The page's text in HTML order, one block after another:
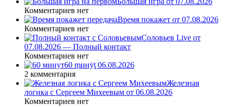
Комментариев нет
Время покажет от 07.08.2026
Комментариев нет
Соловьев Live от
07.08.2026 — Полный контакт
Комментариев нет
60 ṃинẏƫ 06.08.2026
2 комментария
Железная
логика с Сергеем Михеевым от 06.08.2026
Комментариев нет